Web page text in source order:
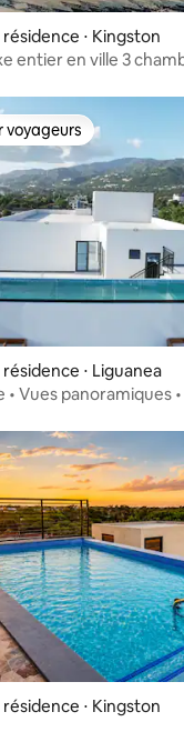
⋅ Kingston
entier en ville 3
les plus
⋅ Liguanea
• Vues panoramiques
⋅ Kingston